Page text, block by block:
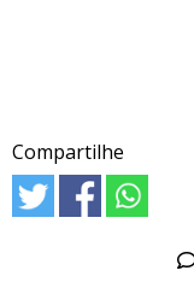
Compartilhe